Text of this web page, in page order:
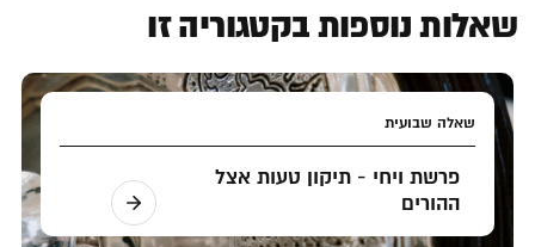
שאלות נוספות בקטגוריה זו
שאלה שבועית
פרשת ויחי - תיקון טעות אצל
ההורים